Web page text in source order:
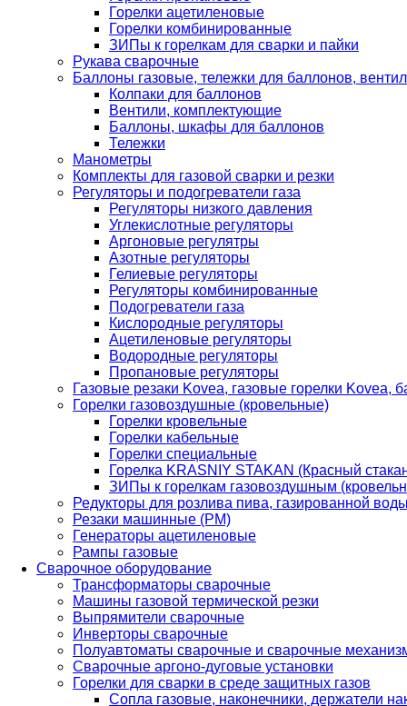
Горелки ацетиленовые
Горелки комбинированные
ЗИПы к горелкам для сварки и пайки
Рукава сварочные
Баллоны газовые, тележки для баллонов,
Колпаки для баллонов
Вентили, комплектующие
Баллоны, шкафы для баллонов
Тележки
Манометры
Комплекты для газовой сварки и резки
Регуляторы и подогреватели газа
Регуляторы низкого давления
Углекислотные регуляторы
Аргоновые регулятры
Азотные регуляторы
Гелиевые регуляторы
Регуляторы комбинированные
Подогреватели газа
Кислородные регуляторы
Ацетиленовые регуляторы
Водородные регуляторы
Пропановые регуляторы
Газовые резаки Kovea, газовые горелки Kovea,
Горелки газовоздушные (кровельные)
Горелки кровельные
Горелки кабельные
Горелки специальные
Горелка KRASNIY STAKAN (Красный
ЗИПы к горелкам газовоздушным
Редукторы для розлива пива, газированной
Резаки машинные (РМ)
Генераторы ацетиленовые
Рампы газовые
Сварочное оборудование
Трансформаторы сварочные
Машины газовой термической резки
Выпрямители сварочные
Инверторы сварочные
Полуавтоматы сварочные и сварочные
Сварочные аргоно-дуговые установки
Горелки для сварки в среде защитных газов
Сопла газовые, наконечники, держатели